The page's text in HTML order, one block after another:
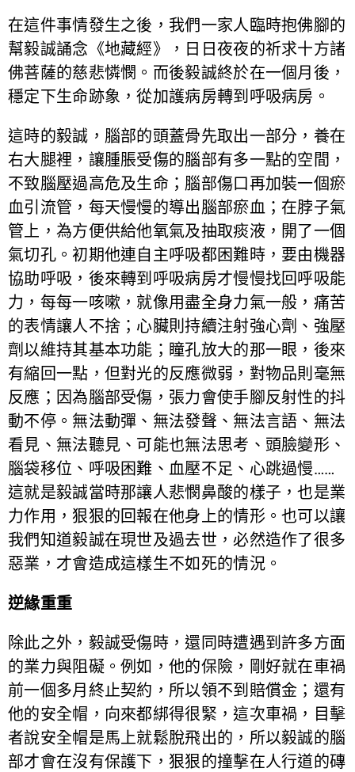
在這件事情發生之後，我們一家人臨時抱佛腳的
幫毅誠誦念《地藏經》，日日夜夜的祈求十方諸
佛菩薩的慈悲憐憫。而後毅誠終於在一個月後，
穩定下生命跡象，從加護病房轉到呼吸病房。
這時的毅誠，腦部的頭蓋骨先取出一部分，養在
右大腿裡，讓腫脹受傷的腦部有多一點的空間，
不致腦壓過高危及生命；腦部傷口再加裝一個瘀
血引流管，每天慢慢的導出腦部瘀血；在脖子氣
管上，為方便供給他氧氣及抽取痰液，開了一個
氣切孔。初期他連自主呼吸都困難時，要由機器
協助呼吸，後來轉到呼吸病房才慢慢找回呼吸能
力，每每一咳嗽，就像用盡全身力氣一般，痛苦
的表情讓人不捨；心臟則持續注射強心劑、強壓
劑以維持其基本功能；瞳孔放大的那一眼，後來
有縮回一點，但對光的反應微弱，對物品則毫無
反應；因為腦部受傷，張力會使手腳反射性的抖
動不停。無法動彈、無法發聲、無法言語、無法
看見、無法聽見、可能也無法思考、頭臉變形、
腦袋移位、呼吸困難、血壓不足、心跳過慢……
這就是毅誠當時那讓人悲憫鼻酸的樣子，也是業
力作用，狠狠的回報在他身上的情形。也可以讓
我們知道毅誠在現世及過去世，必然造作了很多
惡業，才會造成這樣生不如死的情況。
逆緣重重
除此之外，毅誠受傷時，還同時遭遇到許多方面
的業力與阻礙。例如，他的保險，剛好就在車禍
前一個多月終止契約，所以領不到賠償金；還有
他的安全帽，向來都綁得很緊，這次車禍，目擊
者說安全帽是馬上就鬆脫飛出的，所以毅誠的腦
部才會在沒有保護下，狠狠的撞擊在人行道的磚